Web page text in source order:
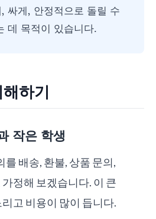
싸게, 안정적으로 돌릴 수
데 목적이 있습니다.
하기
작은 학생
를 배송, 환불, 상품 문의,
정해 보겠습니다. 이 큰
고 비용이 많이 듭니다.